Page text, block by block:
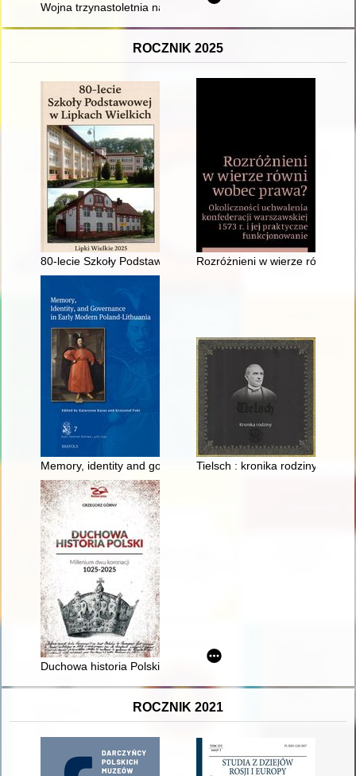
Wojna trzynastoletnia na morzu i wodach śródlądowych
ROCZNIK 2025
80-lecie Szkoły Podstawowej w Lipkach Wielkich
Rozróżnieni w wierze równi
Memory, identity and governance in early modern Poland-
Tielsch : kronika rodziny
Duchowa historia Polski : millenium dwu koronacji 1025-2025
ROCZNIK 2021